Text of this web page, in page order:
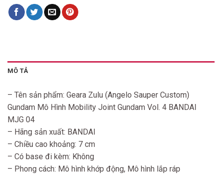
MÔ TẢ
– Tên sản phẩm: Geara Zulu (Angelo Sauper Custom)
Gundam Mô Hình Mobility Joint Gundam Vol. 4 BANDAI
MJG 04
– Hãng sản xuất: BANDAI
– Chiều cao khoảng: 7 cm
– Có base đi kèm: Không
– Phong cách: Mô hình khớp động, Mô hình lắp ráp